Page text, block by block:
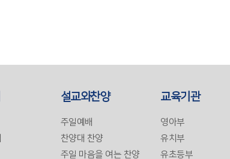
설교와찬양
주일예배
찬양대 찬양
주일 마음을 여는 찬양
교육기관
영아부
유치부
유초등부